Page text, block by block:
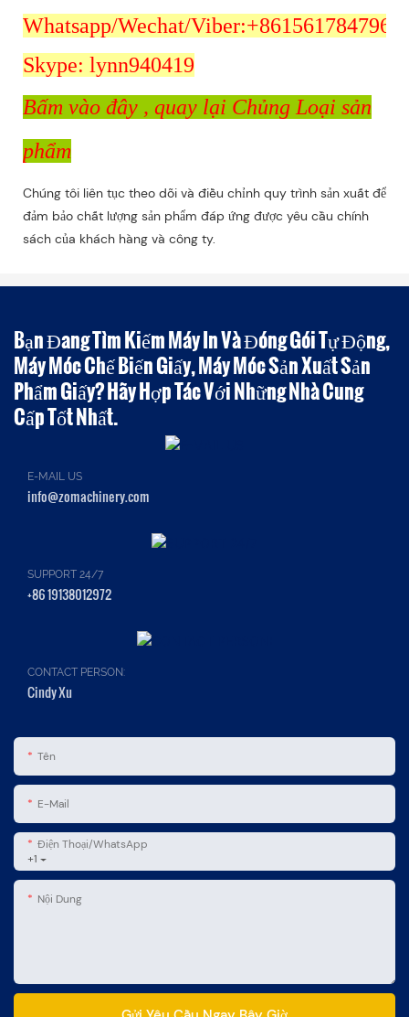
Whatsapp/Wechat/Viber:+8615617847962
Skype: lynn940419
Bấm vào đây , quay lại Chủng Loại sản
phẩm
Chúng tôi liên tục theo dõi và điều chỉnh quy trình sản xuất để
đảm bảo chất lượng sản phẩm đáp ứng được yêu cầu chính
sách của khách hàng và công ty.
Bạn Đang Tìm Kiếm Máy In Và Đóng Gói Tự Động,
Máy Móc Chế Biến Giấy, Máy Móc Sản Xuất Sản
Phẩm Giấy? Hãy Hợp Tác Với Những Nhà Cung
Cấp Tốt Nhất.
E-MAIL US
info@zomachinery.com
SUPPORT 24/7
+86 19138012972
CONTACT PERSON:
Cindy Xu
Tên
E-Mail
+1
Điện Thoại/WhatsApp
Nội Dung